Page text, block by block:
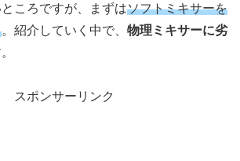
ころですが、まずはソフトミキサーを
。紹介していく中で、 物理ミキサーに劣
スポンサーリンク